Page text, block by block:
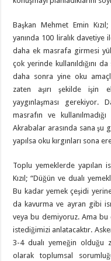
Başkan Mehmet Emin
yanında 100 liralık
daha ek masrafa girmesi
çok yerinde kullanıldığını
daha sonra yine oku
zaten aşırı şekilde işin
yaygınlaşması
masrafın ve
Akrabalar arasında sana şu
yapılsa oku kırgınları sona
Toplu yemeklerde yapılan
Kızıl; “Düğün ve dualı
Bu kadar yemek çeşidi
da kavurma ve ayran gibi
veya bu demiyoruz. Ama
istediğimizi anlatacaktır.
3-4 dualı yemeğin olduğu
olarak toplumsal